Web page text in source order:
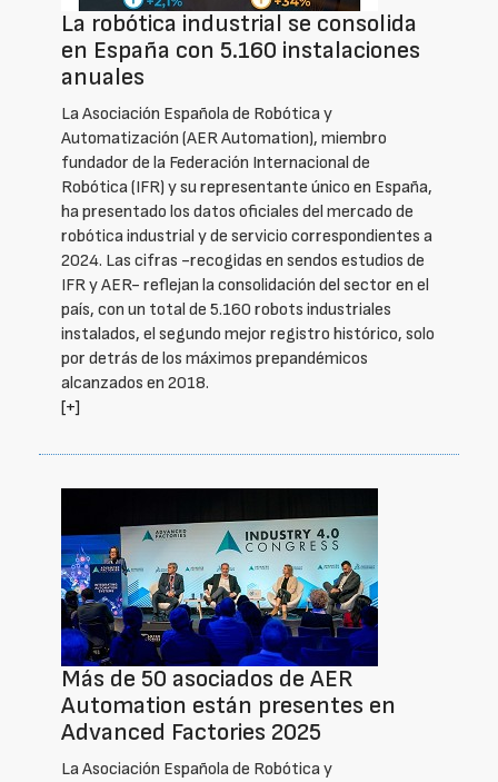
La robótica industrial se consolida
en España con 5.160 instalaciones
anuales
La Asociación Española de Robótica y
Automatización (AER Automation), miembro
fundador de la Federación Internacional de
Robótica (IFR) y su representante único en España,
ha presentado los datos oficiales del mercado de
robótica industrial y de servicio correspondientes a
2024. Las cifras -recogidas en sendos estudios de
IFR y AER- reflejan la consolidación del sector en el
país, con un total de 5.160 robots industriales
instalados, el segundo mejor registro histórico, solo
por detrás de los máximos prepandémicos
alcanzados en 2018.
[+]
Más de 50 asociados de AER
Automation están presentes en
Advanced Factories 2025
La Asociación Española de Robótica y